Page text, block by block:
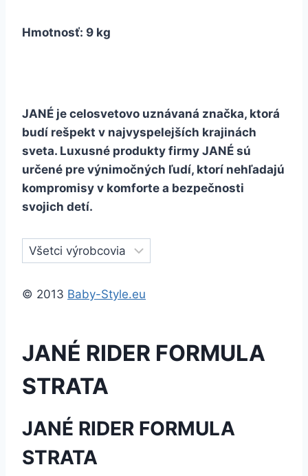
Hmotnosť: 9 kg
JANÉ je celosvetovo uznávaná značka, ktorá
budí rešpekt v najvyspelejších krajinách
sveta. Luxusné produkty firmy JANÉ sú
určené pre výnimočných ľudí, ktorí nehľadajú
kompromisy v komforte a bezpečnosti
svojich detí.
© 2013 Baby-Style.eu
JANÉ RIDER FORMULA
STRATA
JANÉ RIDER FORMULA
STRATA